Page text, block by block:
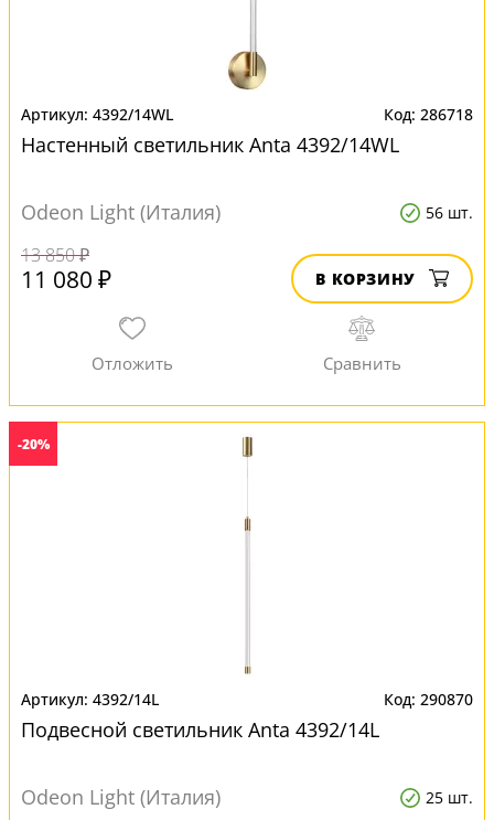
4392/14WL 286718
Настенный светильник Anta 4392/14WL
Odeon Light (Италия) 56 шт.
13 850 ₽
11 080 ₽ В КОРЗИНУ
-20%
4392/14L 290870
Подвесной светильник Anta 4392/14L
Odeon Light (Италия) 25 шт.